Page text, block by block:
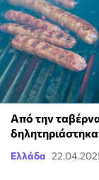
Από την
Ελλάδα